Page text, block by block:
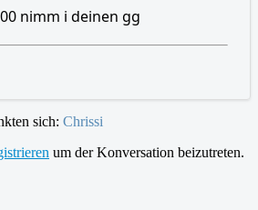
nimm i deinen gg
sich: Chrissi
um der Konversation beizutreten.